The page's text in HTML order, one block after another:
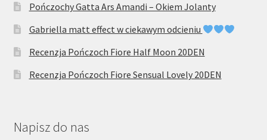
Pończochy Gatta Ars Amandi – Okiem Jolanty
Gabriella matt effect w ciekawym odcieniu
Recenzja Pończoch Fiore Half Moon 20DEN
Recenzja Pończoch Fiore Sensual Lovely 20DEN
Napisz do nas